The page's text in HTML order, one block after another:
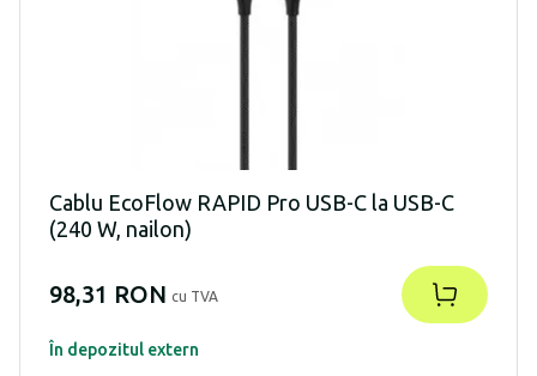
Cablu EcoFlow RAPID Pro USB-C la USB-C
(240 W, nailon)
98,31 RON cu TVA
În depozitul extern